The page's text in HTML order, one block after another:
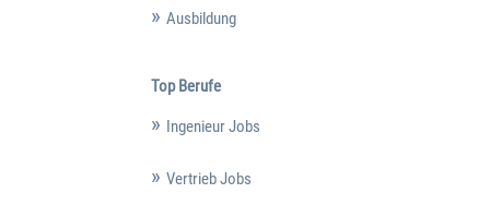
Ausbildung
Top Berufe
Ingenieur Jobs
Vertrieb Jobs